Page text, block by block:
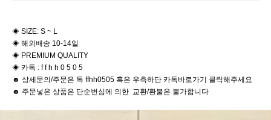
◈ SIZE: S ~ L
◈ 해외배송 10-14일
◈ PREMIUM QUALITY
◈ 카톡 : f f h h 0 5 0 5
☻ 상세문의/주문은 톡 ffhh0505 혹은 우측하단 카톡바로가기 클릭해주세요
☻ 주문넣은 상품은 단순변심에 의한 교환/환불은 불가합니다